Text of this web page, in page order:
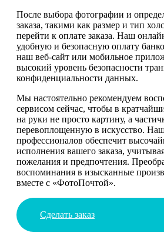
После выбора фотографии и
заказа, такими как размер и тип
перейти к оплате заказа. Наш
удобную и безопасную оплату
наш веб-сайт или мобильное
высокий уровень безопасности
конфиденциальности данных.
Мы настоятельно рекомендуем
сервисом сейчас, чтобы в
на руки не просто картину, а
перевоплощенную в искусство.
профессионалов обеспечит
исполнения вашего заказа,
пожелания и предпочтения.
воспоминания в изысканные
вместе с «ФотоПочтой».
Сделать заказ